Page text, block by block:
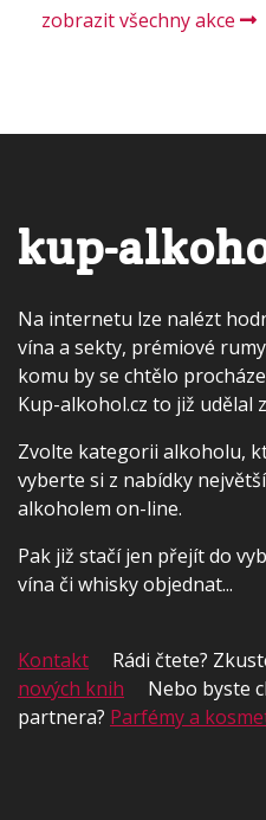
zobrazit všechny akce
kup-
Na internetu lze nalézt
vína a sekty, prémiové
komu by se chtělo
Kup-alkohol.cz to již udělal
Zvolte kategorii alkoholu,
vyberte si z nabídky
alkoholem on-line.
Pak již stačí jen přejít do
vína či whisky objednat...
Kontakt Rádi čtete?
nových knih
Nebo byste
partnera? Parfémy a